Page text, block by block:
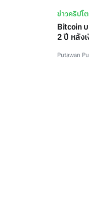
ข่าวคริปโ
Bitcoin
2 ปี หลัง
Putawan